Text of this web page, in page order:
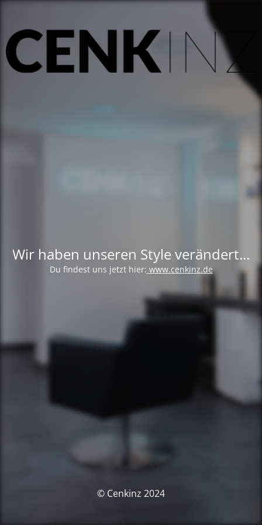
Wir haben unseren Style verändert...
Du findest uns jetzt hier: www.cenkinz.de
© Cenkinz 2024